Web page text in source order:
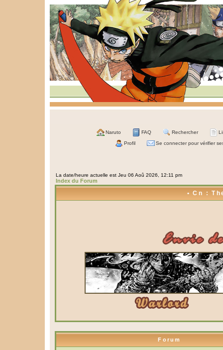
Naruto FAQ Rechercher
Profil Se connecter pour vérifier
La date/heure actuelle est Jeu 06 Aoû 2026, 12:11 pm
Index du Forum
• Cn :
Forum